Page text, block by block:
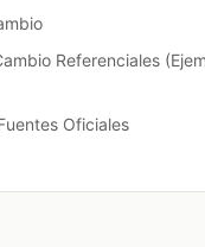
Referenciales
Oficiales